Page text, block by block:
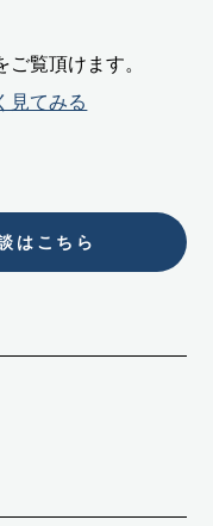
覧頂けます。
見てみる
はこちら